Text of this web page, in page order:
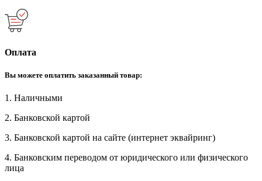
Оплата
Вы можете оплатить заказанный товар:
1. Наличными
2. Банковской картой
3. Банковской картой на сайте (интернет эквайринг)
4. Банковским переводом от юридического или физического
лица